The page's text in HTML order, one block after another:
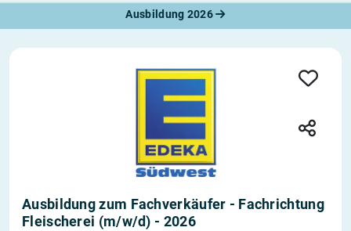
Ausbildung 2026
Ausbildung zum Fachverkäufer - Fachrichtung
Fleischerei (m/w/d) - 2026